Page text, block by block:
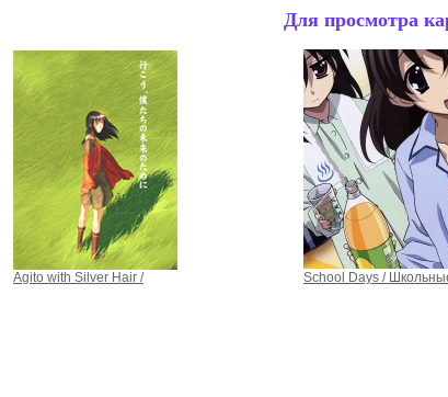
Для просмотра
Agito with Silver Hair / School Days /